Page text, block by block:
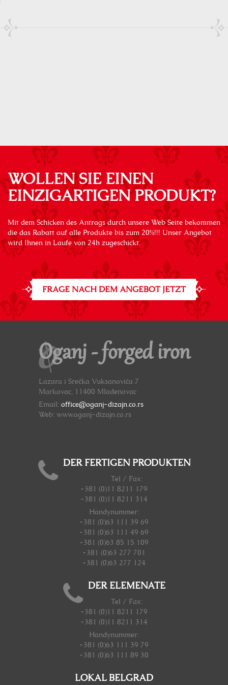
WOLLEN SIE EINEN
EINZIGARTIGEN PRODUKT?
Mit dem Schicken des Antrags durch unsere Web Seite bekommen
die das Rabatt auf alle Produkte bis zum 20%!!! Unser Angebot
wird Ihnen in Laufe von 24h zugeschickt.
FRAGE NACH DEM ANGEBOT JETZT
Oganj - forged iron
Lazara i Srećka Vuksanovića 7
Markovac, 11400 Mladenovac
Email: office@oganj-dizajn.co.rs
Web: www.oganj-dizajn.co.rs
DER FERTIGEN PRODUKTEN
Tel / Fax:
+381 (0)11 8211 179
+381 (0)11 8211 314
Handynummer:
+381 (0)63 111 39 69
+381 (0)63 111 49 69
+381 (0)63 85 15 109
+381 (0)63 277 701
+381 (0)63 277 124
DER ELEMENATE
Tel / Fax:
+381 (0)11 8211 179
+381 (0)11 8211 314
Handynummer:
+381 (0)63 111 39 79
+381 (0)63 111 89 30
LOKAL BELGRAD